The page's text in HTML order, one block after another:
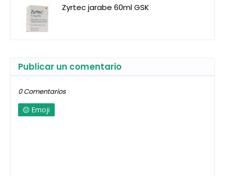
Zyrtec jarabe 60ml GSK
Publicar un comentario
0 Comentarios
Emoji